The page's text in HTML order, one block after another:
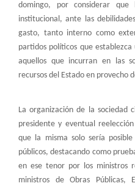
domingo, por considerar
institucional, ante las
gasto, tanto interno como
partidos políticos que
aquellos que incurran en las
recursos del Estado en provecho
La organización de la sociedad
presidente y eventual
que la misma solo sería
públicos, destacando como
en ese tenor por los ministros
ministros de Obras Públicas,